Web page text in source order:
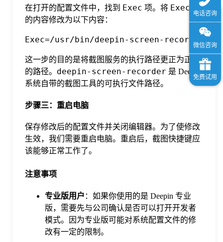
在打开的配置文件中，找到 Exec 项。将 Exec
项
的内容修改为以下内容：
Exec=/usr/bin/deepin-screen-recorder
这一步的目的是将截图服务的执行路径更正为正确
的路径。 deepin-screen-recorder 是 Deepin
系统自带的截图工具的可执行文件路径。
步骤三：重启电脑
保存修改后的配置文件并关闭编辑器。为了使修改
生效，我们需要重启电脑。重启后，截图快捷键应
该能够正常工作了。
注意事项
专业版用户 ：如果你使用的是 Deepin 专业
版，需要先与公司确认是否可以打开开发者
模式。因为专业版可能对系统配置文件的修
改有一定的限制。